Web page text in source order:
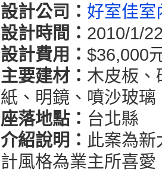
設計公司： 好室佳室
設計時間： 2010/1/
設計費用： $36,000
主要建材： 木皮板、
紙、明鏡、噴沙玻璃
座落地點： 台北縣
介紹說明： 此案為
計風格為業主所喜